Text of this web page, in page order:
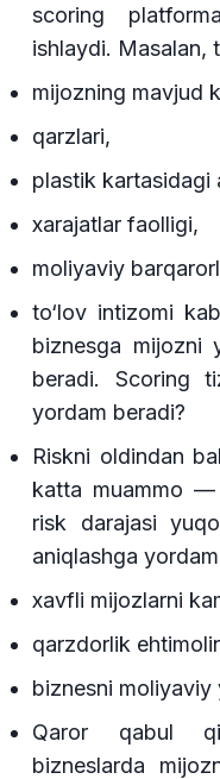
scoring
ishlaydi. Masalan,
mijozning mavjud
qarzlari,
plastik kartasidagi
xarajatlar faolligi,
moliyaviy
to‘lov intizomi
biznesga mijozni
beradi. Scoring
yordam beradi?
Riskni oldindan
katta muammo —
risk darajasi
aniqlashga
xavfli mijozlarni
qarzdorlik
biznesni moliyaviy
Qaror qabul
bizneslarda